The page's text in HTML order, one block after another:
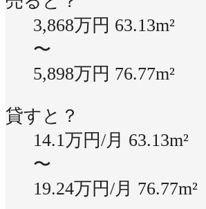
3,868万円 63.13m²
〜
5,898万円 76.77m²
貸すと？
14.1万円/月 63.13m²
〜
19.24万円/月 76.77m²